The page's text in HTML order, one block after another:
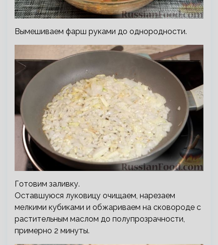
Вымешиваем фарш руками до однородности.
Готовим заливку.
Оставшуюся луковицу очищаем, нарезаем
мелкими кубиками и обжариваем на сковороде с
растительным маслом до полупрозрачности,
примерно 2 минуты.